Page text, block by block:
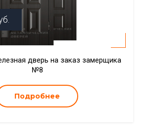
дверь на заказ замерщика
№8
Подробнее